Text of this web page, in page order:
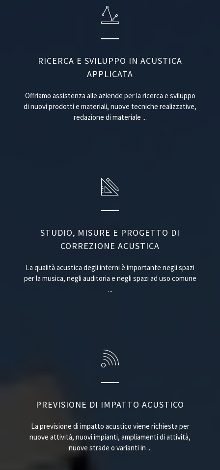
RICERCA E SVILUPPO IN ACUSTICA
APPLICATA
Offriamo assistenza alle aziende per la ricerca e sviluppo
di nuovi prodotti e materiali, nuove tecniche realizzative,
redazione di materiale ...
STUDIO, MISURE E PROGETTO DI
CORREZIONE ACUSTICA
La qualità acustica degli interni è importante negli spazi
per la musica, negli auditoria e negli spazi ad uso comune
...
PREVISIONE DI IMPATTO ACUSTICO
La previsione di impatto acustico viene richiesta per
nuove attività, nuovi impianti, ampliamenti di attività,
nuove strade o varianti in ...